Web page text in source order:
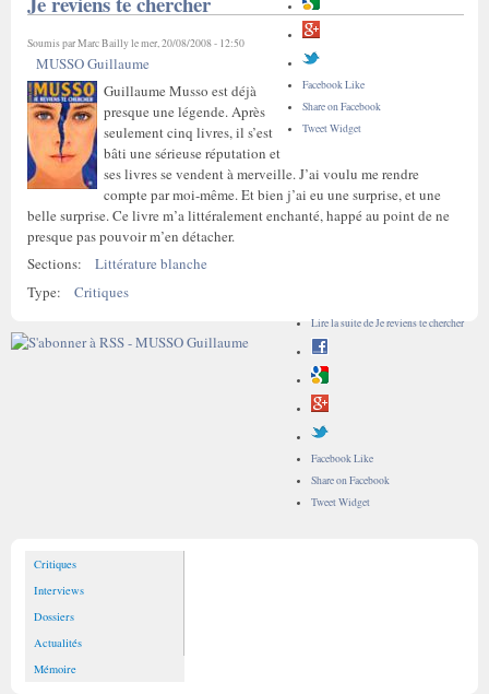
Facebook Like
Share on Facebook
Tweet Widget
Soumis parMarc Baillyle mer, 20/08/2008 - 12:50
MUSSO Guillaume
Guillaume Musso est déjà
presque une légende. Après
seulement cinq livres, il s’est
bâti une sérieuse réputation et
ses livres se vendent à merveille. J’ai voulu me rendre
compte par moi-même. Et bien j’ai eu une surprise, et une
belle surprise. Ce livre m’a littéralement enchanté, happé au point de ne
presque pas pouvoir m’en détacher.
Sections:
Littérature blanche
Type:
Critiques
Lire la suitede Je reviens te chercher
Facebook Like
Share on Facebook
Tweet Widget
Critiques
Interviews
Dossiers
Actualités
Mémoire